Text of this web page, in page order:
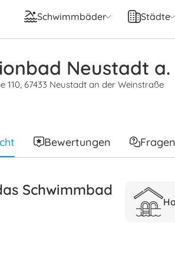
Schwimmbäder Städte
Neustadt a.
110, 67433 Neustadt an der Weinstraße
Bewertungen Fragen
Schwimmbad